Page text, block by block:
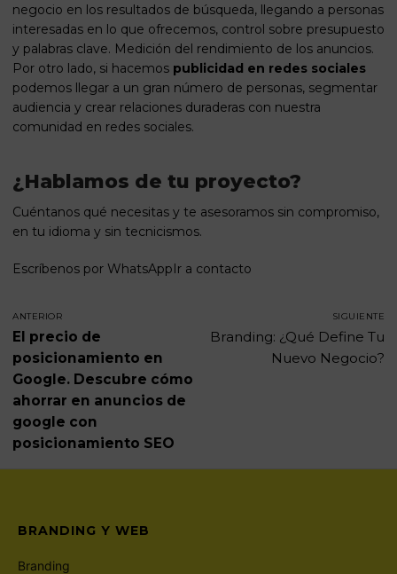
negocio en los resultados de búsqueda, llegando a personas
interesadas en lo que ofrecemos, control sobre presupuesto
y palabras clave. Medición del rendimiento de los anuncios.
Por otro lado, si hacemos publicidad en redes sociales
podemos llegar a un gran número de personas, segmentar
audiencia y crear relaciones duraderas con nuestra
comunidad en redes sociales.
¿Hablamos de tu proyecto?
Cuéntanos qué necesitas y te asesoramos sin compromiso,
en tu idioma y sin tecnicismos.
Escríbenos por WhatsAppIr a contacto
ANTERIOR
El precio de
posicionamiento en
Google. Descubre cómo
ahorrar en anuncios de
google con
posicionamiento SEO
SIGUIENTE
Branding: ¿Qué Define Tu
Nuevo Negocio?
BRANDING Y WEB
Branding